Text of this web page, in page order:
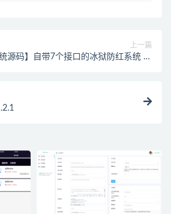
上一篇
源码】自带7个接口的冰狱防红系统 支